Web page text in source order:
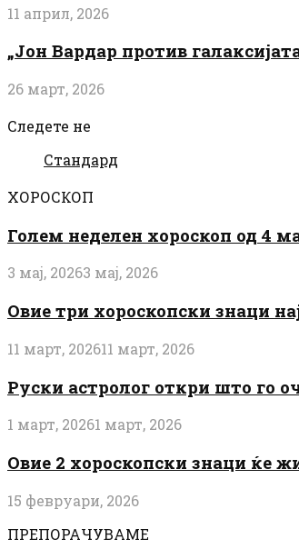
11 април, 2026
„Јон Вардар против
26 март, 2026
Следете не
Стандард
ХОРОСКОП
Голем неделен хороскоп од 4
3 мај, 20263 мај, 2026
Овие три хороскопски знаци
11 март, 202611 март, 2026
Руски астролог откри што го
1 март, 20261 март, 2026
Овие 2 хороскопски знаци ќе
15 февруари, 2026
ПРЕПОРАЧУВАМЕ